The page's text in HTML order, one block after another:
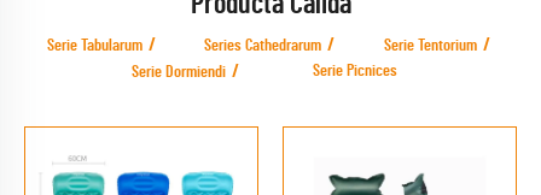
Serie Tabularum Series Cathedrarum
Serie Tentorium
Serie Dormiendi
Serie Picnices